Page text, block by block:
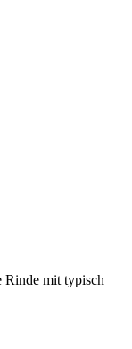
Rinde mit typisch